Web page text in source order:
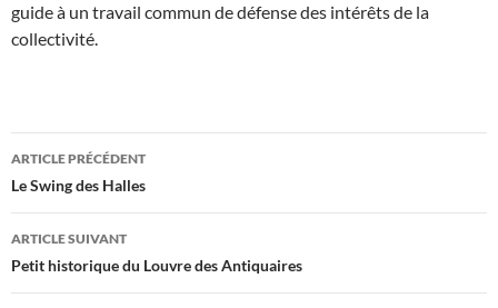
guide à un travail commun de défense des intérêts de la
collectivité.
Navigation
des
articles
ARTICLE PRÉCÉDENT
Le Swing des Halles
ARTICLE SUIVANT
Petit historique du Louvre des Antiquaires